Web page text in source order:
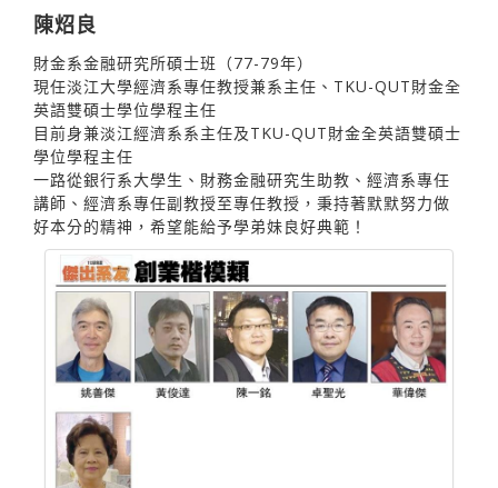
陳炤良
財金系金融研究所碩士班（77-79年）
現任淡江大學經濟系專任教授兼系主任、TKU-QUT財金全
英語雙碩士學位學程主任
目前身兼淡江經濟系系主任及TKU-QUT財金全英語雙碩士
學位學程主任
一路從銀行系大學生、財務金融研究生助教、經濟系專任
講師、經濟系專任副教授至專任教授，秉持著默默努力做
好本分的精神，希望能給予學弟妹良好典範！